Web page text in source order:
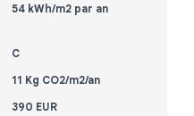
54 kWh/m2 par an
C
11 Kg CO2/m2/an
390 EUR